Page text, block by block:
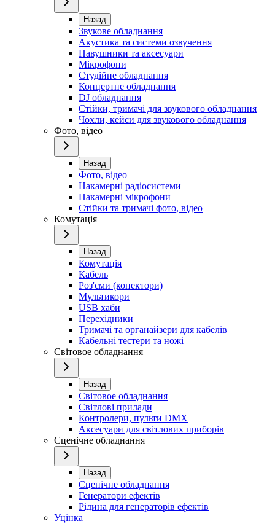
Назад
Звукове обладнання
Акустика та системи озвучення
Навушники та аксесуари
Мікрофони
Студійне обладнання
Концертне обладнання
DJ обладнання
Стійки, тримачі для звукового обладнання
Чохли, кейси для звукового обладнання
Фото, відео
Назад
Фото, відео
Накамерні радіосистеми
Накамерні мікрофони
Стійки та тримачі фото, відео
Комутація
Назад
Комутація
Кабель
Роз'єми (конектори)
Мультикори
USB хаби
Перехідники
Тримачі та органайзери для кабелів
Кабельні тестери та ножі
Світовое обладнання
Назад
Світовое обладнання
Світлові прилади
Контролери, пульти DMX
Аксесуари для світлових приборів
Сценічне обладнання
Назад
Сценічне обладнання
Генератори ефектів
Рідина для генераторів ефектів
Уцінка